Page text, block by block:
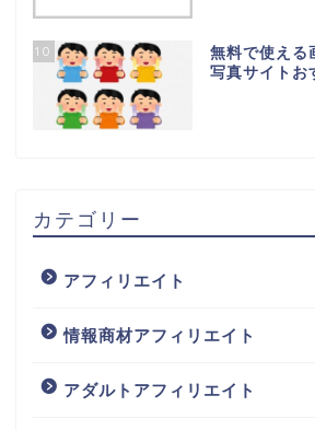
10
無料で使える
写真サイトお
カテゴリー
アフィリエイト
情報商材アフィリエイト
アダルトアフィリエイト